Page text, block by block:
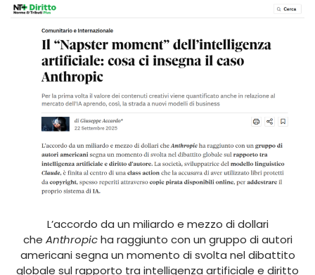
L’accordo da un miliardo e mezzo di dollari
che Anthropicha raggiunto con un gruppo di autori
americani segna un momento di svolta nel dibattito
globale sul rapporto tra intelligenza artificiale e diritto